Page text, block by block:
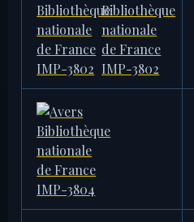
BIBLIOTHÈQUE NATIONALE DE
IMP-3802
3,99 g